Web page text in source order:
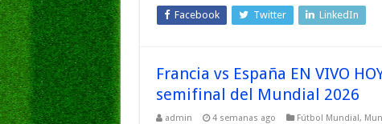
Facebook Twitter LinkedIn
Francia vs España EN VIVO
semifinal del Mundial 2026
admin 4 semanas ago Fútbol Mundial,